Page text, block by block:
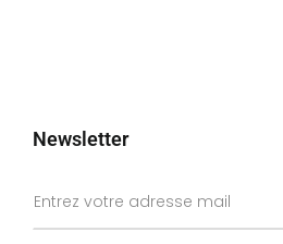
Newsletter